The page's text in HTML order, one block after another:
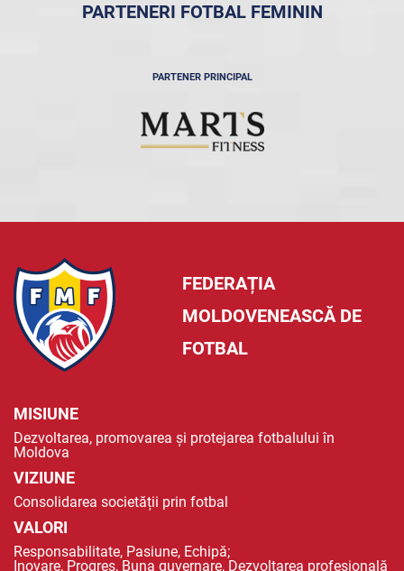
PARTENERI FOTBAL FEMININ
PARTENER PRINCIPAL
FEDERAȚIA
MOLDOVENEASCĂ DE
FOTBAL
MISIUNE
Dezvoltarea, promovarea și protejarea fotbalului în
Moldova
VIZIUNE
Consolidarea societății prin fotbal
VALORI
Responsabilitate, Pasiune, Echipă;
Inovare, Progres, Buna guvernare, Dezvoltarea profesională